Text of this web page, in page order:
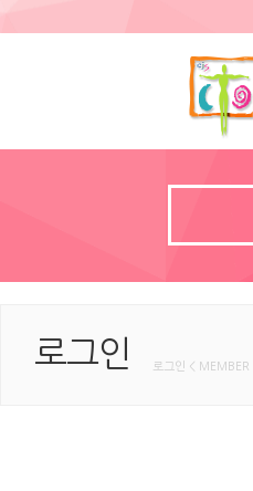
로그인 로그인 <